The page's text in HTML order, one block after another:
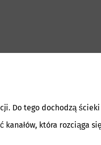
Do tego dochodzą
która rozciąga